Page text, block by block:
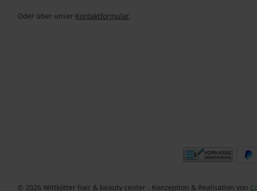
Oder über unser Kontaktformular.
© 2026 Wittkötter hair & beauty center - Konzeption & Realisation von